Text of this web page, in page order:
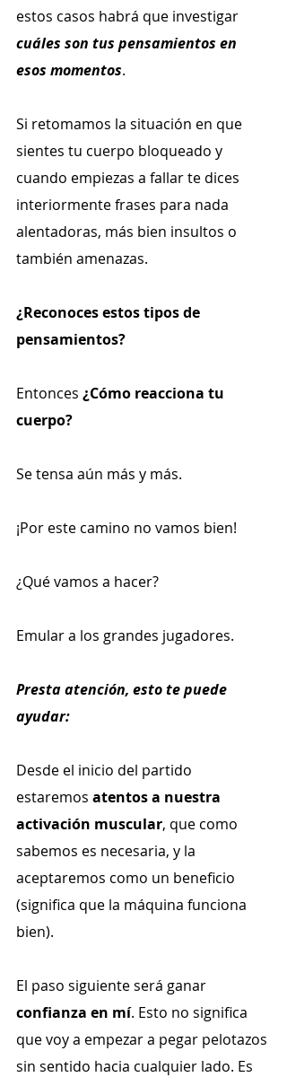
estos casos habrá que investigar
cuáles son tus pensamientos en
esos momentos.
Si retomamos la situación en que
sientes tu cuerpo bloqueado y
cuando empiezas a fallar te dices
interiormente frases para nada
alentadoras, más bien insultos o
también amenazas.
¿Reconoces estos tipos de
pensamientos?
Entonces ¿Cómo reacciona tu
cuerpo?
Se tensa aún más y más.
¡Por este camino no vamos bien!
¿Qué vamos a hacer?
Emular a los grandes jugadores.
Presta atención, esto te puede
ayudar:
Desde el inicio del partido
estaremos atentos a nuestra
activación muscular, que como
sabemos es necesaria, y la
aceptaremos como un beneficio
(significa que la máquina funciona
bien).
El paso siguiente será ganar
confianza en mí. Esto no significa
que voy a empezar a pegar pelotazos
sin sentido hacia cualquier lado. Es